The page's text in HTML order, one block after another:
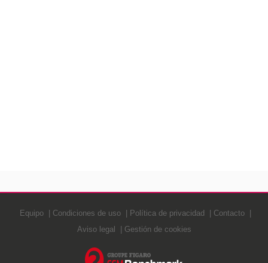
Equipo Condiciones de uso Política de privacidad
Contacto
Aviso legal
Gestión de cookies